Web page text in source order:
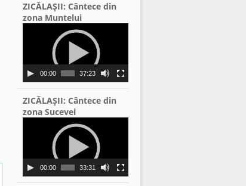
ZICĂLAŞII: Cântece din
zona Muntelui
00:00 37:23
ZICĂLAŞII: Cântece din
zona Sucevei
00:00 33:31